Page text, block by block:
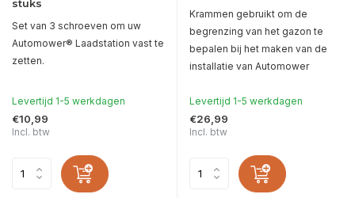
stuks
Set van 3 schroeven om uw
Automower® Laadstation vast te
zetten.
Levertijd 1-5 werkdagen
€10,99
Incl. btw
Krammen gebruikt om de
begrenzing van het gazon te
bepalen bij het maken van de
installatie van Automower
Levertijd 1-5 werkdagen
€26,99
Incl. btw